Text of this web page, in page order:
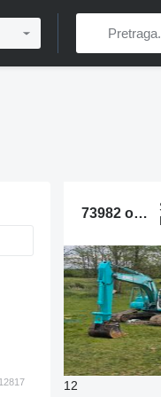
73982 oglasa:
12